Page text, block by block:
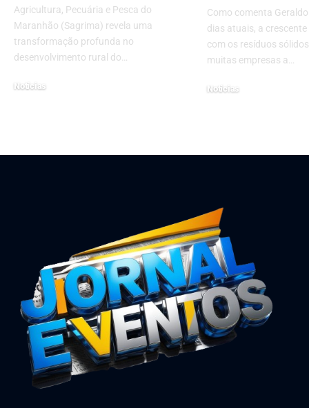
Agricultura, Pecuária e Pesca do
Maranhão (Sagrima) revela uma
transformação profunda no
desenvolvimento rural do…
Notícias
Como comenta
dias atuais, a
com os resíduos
muitas empresas a…
Notícias